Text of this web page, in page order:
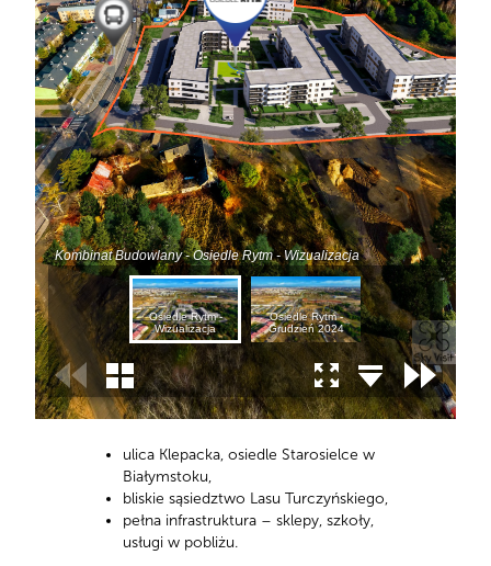
ulica Klepacka, osiedle Starosielce w
Białymstoku,
bliskie sąsiedztwo Lasu Turczyńskiego,
pełna infrastruktura – sklepy, szkoły,
usługi w pobliżu.